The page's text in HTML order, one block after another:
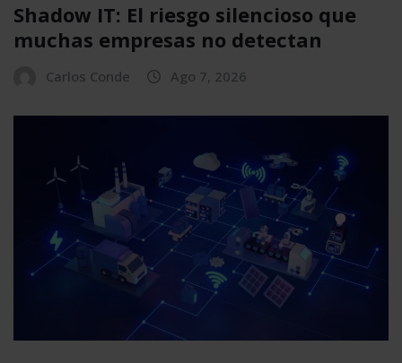
Shadow IT: El riesgo silencioso que
muchas empresas no detectan
Carlos Conde Ago 7, 2026